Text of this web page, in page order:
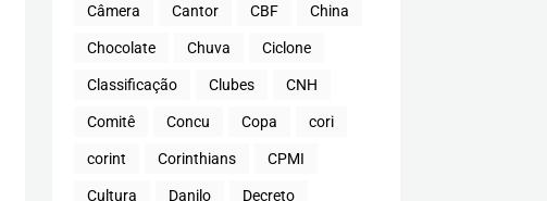
Câmera Cantor CBF China
Chocolate Chuva Ciclone
Classificação Clubes CNH
Comitê Concu Copa cori
corint Corinthians CPMI
Cultura Danilo Decreto